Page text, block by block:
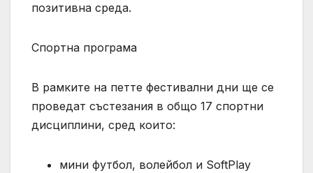
позитивна среда.
Спортна програма
В рамките на петте фестивални дни ще се
проведат състезания в общо 17 спортни
дисциплини, сред които:
мини футбол, волейбол и SoftPlay